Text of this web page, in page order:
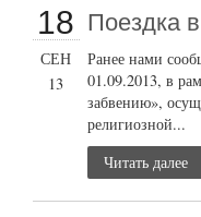
18
СЕН
13
Поездка
Ранее нами
01.09.2013, в
забвению»,
религиозной...
Читать далее